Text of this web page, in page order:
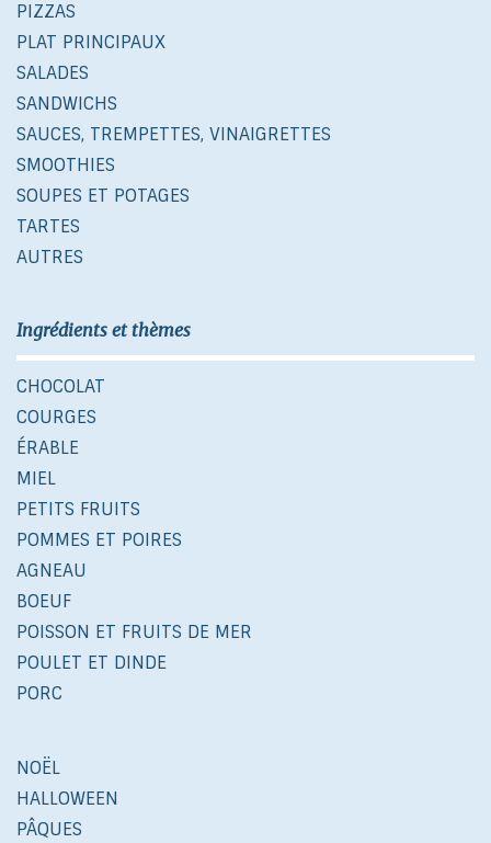
PIZZAS
PLAT PRINCIPAUX
SALADES
SANDWICHS
SAUCES, TREMPETTES, VINAIGRETTES
SMOOTHIES
SOUPES ET POTAGES
TARTES
AUTRES
Ingrédients et thèmes
CHOCOLAT
COURGES
ÉRABLE
MIEL
PETITS FRUITS
POMMES ET POIRES
AGNEAU
BOEUF
POISSON ET FRUITS DE MER
POULET ET DINDE
PORC
NOËL
HALLOWEEN
PÂQUES